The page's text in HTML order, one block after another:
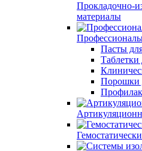
Прокладочно-
материалы
Пасты
Таблетки
Порошки